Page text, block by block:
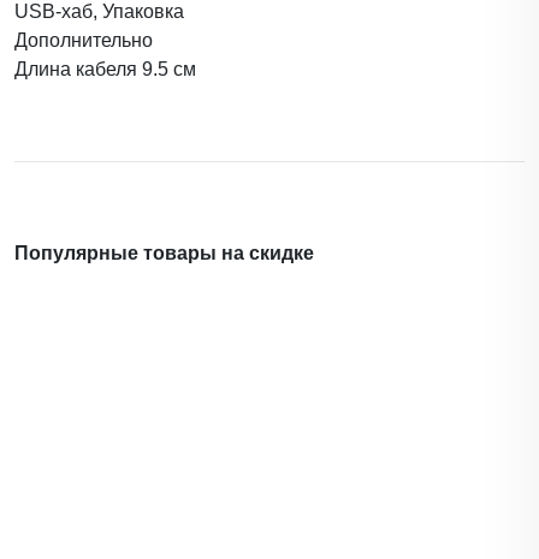
USB-хаб, Упаковка
Дополнительно
Длина кабеля 9.5 см
Популярные товары на скидке